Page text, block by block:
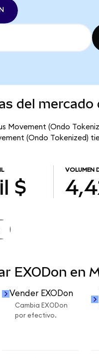
del mercado
Movement (Ondo
(Ondo Tokenized)
$
VOLUMEN
EXODon en
Vender EXODon
Cambia EXODon
por efectivo.